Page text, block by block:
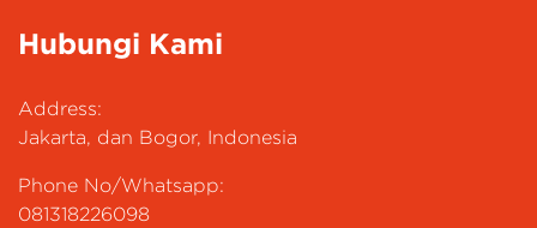
Hubungi Kami
Address:
Jakarta, dan Bogor, Indonesia
Phone No/Whatsapp:
081318226098